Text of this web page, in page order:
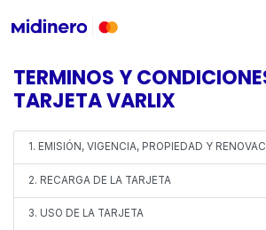
TERMINOS Y
TARJETA VARLIX
1. EMISIÓN, VIGENCIA, PROPIEDAD Y
2. RECARGA DE LA TARJETA
3. USO DE LA TARJETA